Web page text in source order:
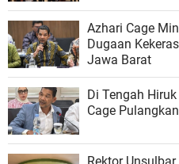
Azhari Cage
Dugaan
Jawa Barat
Di Tengah
Cage
Rektor